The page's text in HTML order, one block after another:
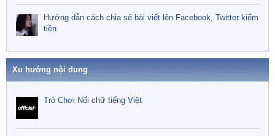
Hướng dẫn cách chia sẻ bài viết lên Facebook, Twitter kiếm
tiền
Xu hướng nội dung
Trò Chơi Nối chữ tiếng Việt